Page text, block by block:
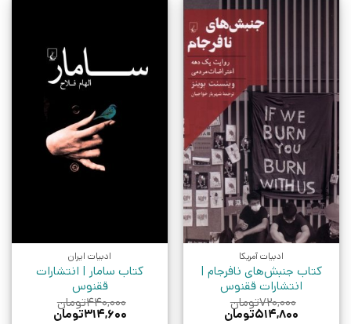
ادبیات آمریکا
کتاب جنبش‌های نافرجام |
انتشارات ققنوس
۷۲۰,۰۰۰تومان
قیمت
۵۱۴,۸۰۰تومان
ادبیات ایران
کتاب سامار | انتشارات
ققنوس
۴۴۰,۰۰۰تومان
قیمت
۳۱۴,۶۰۰تومان